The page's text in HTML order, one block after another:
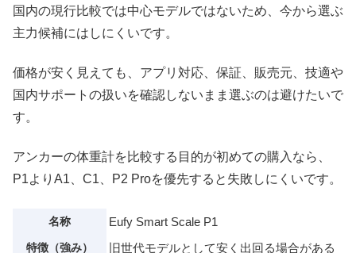
国内の現行比較では中心モデルではないため、今から選ぶ
主力候補にはしにくいです。
価格が安く見えても、アプリ対応、保証、販売元、技適や
国内サポートの扱いを確認しないまま選ぶのは避けたいで
す。
アンカーの体重計を比較する目的が初めての購入なら、
P1よりA1、C1、P2 Proを優先すると失敗しにくいです。
名称 Eufy Smart Scale P1
特徴（強み） 旧世代モデルとして安く出回る場合がある